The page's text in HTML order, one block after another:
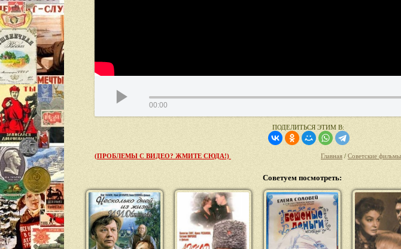
00:00
ПОДЕЛИТЬСЯ ЭТИМ В:
(ПРОБЛЕМЫ С ВИДЕО? ЖМИТЕ СЮДА!) Главная / Советские фильмы
Советуем посмотреть: